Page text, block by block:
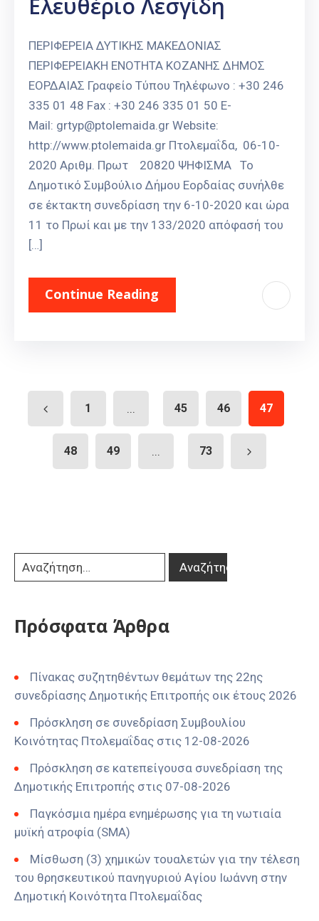
Ελευθέριο Λεσγίδη
ΠΕΡΙΦΕΡΕΙΑ ΔΥΤΙΚΗΣ ΜΑΚΕΔΟΝΙΑΣ
ΠΕΡΙΦΕΡΕΙΑΚΗ ΕΝΟΤΗΤΑ ΚΟΖΑΝΗΣ ΔΗΜΟΣ
ΕΟΡΔΑΙΑΣ Γραφείο Τύπου Τηλέφωνο : +30 246
335 01 48 Fax : +30 246 335 01 50 E-
Mail: grtyp@ptolemaida.gr Website:
http://www.ptolemaida.gr Πτολεμαΐδα, 06-10-
2020 Αριθμ. Πρωτ 20820 ΨΗΦΙΣΜΑ Το
Δημοτικό Συμβούλιο Δήμου Εορδαίας συνήλθε
σε έκτακτη συνεδρίαση την 6-10-2020 και ώρα
11 το Πρωί και με την 133/2020 απόφασή του
[…]
Continue Reading
1 ... 45 46 47
48 49 ... 73
Πρόσφατα Άρθρα
Πίνακας συζητηθέντων θεμάτων της 22ης
συνεδρίασης Δημοτικής Επιτροπής οικ έτους 2026
Πρόσκληση σε συνεδρίαση Συμβουλίου
Κοινότητας Πτολεμαΐδας στις 12-08-2026
Πρόσκληση σε κατεπείγουσα συνεδρίαση της
Δημοτικής Επιτροπής στις 07-08-2026
Παγκόσμια ημέρα ενημέρωσης για τη νωτιαία
μυϊκή ατροφία (SMA)
Μίσθωση (3) χημικών τουαλετών για την τέλεση
του θρησκευτικού πανηγυριού Αγίου Ιωάννη στην
Δημοτική Κοινότητα Πτολεμαΐδας